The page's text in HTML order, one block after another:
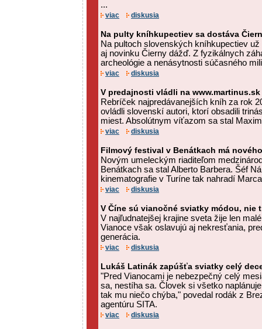
...
viac diskusia
Na pulty kníhkupectiev sa dostáva
Na pultoch slovenských kníhkupectiev
aj novinku Čierny dážď. Z fyzikálnych
archeológie a nenásytnosti súčasného
viac diskusia
V predajnosti vládli na www.martinus.sk
Rebríček najpredávanejších kníh za rok
ovládli slovenskí autori, ktorí obsadili
miest. Absolútnym víťazom sa stal
viac diskusia
Filmový festival v Benátkach má
Novým umeleckým riaditeľom
Benátkach sa stal Alberto Barbera. Šéf
kinematografie v Turíne tak nahradí
viac diskusia
V Číne sú vianočné sviatky módou, nie
V najľudnatejšej krajine sveta žije len
Vianoce však oslavujú aj nekresťania,
generácia.
viac diskusia
Lukáš Latinák zapúšťa sviatky celý
"Pred Vianocami je nebezpečný celý
sa, nestíha sa. Človek si všetko
tak mu niečo chýba," povedal rodák z
agentúru SITA.
viac diskusia